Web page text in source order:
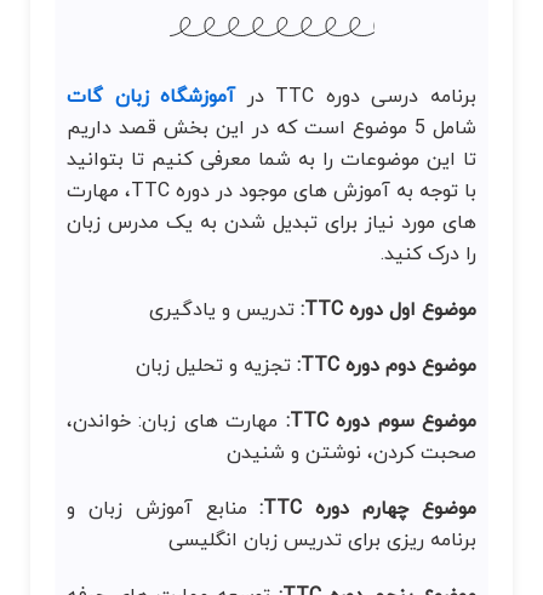
برنامه درسی دوره TTC در
آموزشگاه زبان گات
شامل 5 موضوع است که در این بخش قصد داریم
تا این موضوعات را به شما معرفی کنیم تا بتوانید
با توجه به آموزش های موجود در دوره TTC، مهارت
های مورد نیاز برای تبدیل شدن به یک مدرس زبان
را درک کنید.
موضوع اول دوره TTC: تدریس و یادگیری
موضوع دوم دوره TTC: تجزیه و تحلیل زبان
موضوع سوم دوره TTC:
مهارت های زبان: خواندن،
صحبت کردن، نوشتن و شنیدن
موضوع چهارم دوره TTC:
منابع آموزش زبان و
برنامه ریزی برای تدریس زبان انگلیسی